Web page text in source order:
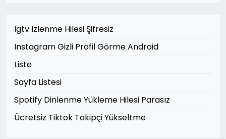
Igtv Izlenme Hilesi Şifresiz
Instagram Gizli Profil Görme Android
Liste
Sayfa Listesi
Spotify Dinlenme Yükleme Hilesi Parasız
Ücretsiz Tiktok Takipçi Yükseltme